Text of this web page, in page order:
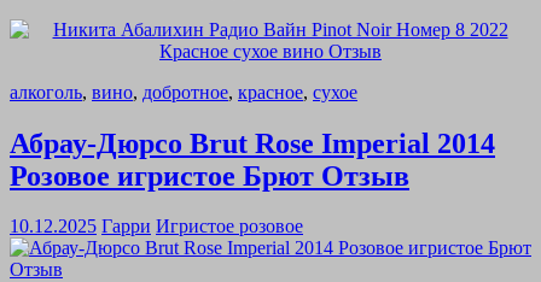
алкоголь, вино, добротное, красное, сухое
Абрау-Дюрсо Brut Rose Imperial 2014
Розовое игристое Брют Отзыв
10.12.2025 Гарри Игристое розовое